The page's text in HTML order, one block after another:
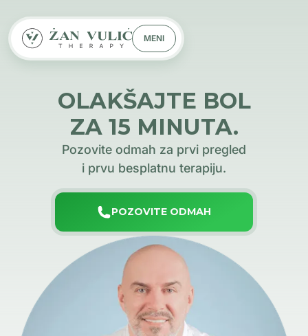
MENI
OLAKŠAJTE BOL
ZA 15 MINUTA.
Pozovite odmah za prvi pregled
i prvu besplatnu terapiju.
POZOVITE ODMAH